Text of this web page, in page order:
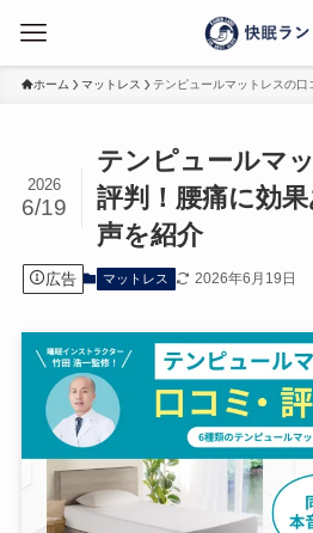
ホーム マットレス テンピュールマットレスの
テンピュールマ
評判！腰痛に効
声を紹介
2026
6/19
広告 マットレス 2026年6月19日